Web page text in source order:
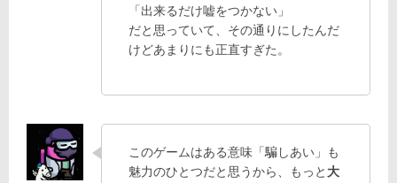
「出来るだけ嘘をつかない」
だと思っていて、その通りにしたんだ
けどあまりにも正直すぎた。
このゲームはある意味「騙しあい」も
魅力のひとつだと思うから、もっと 大